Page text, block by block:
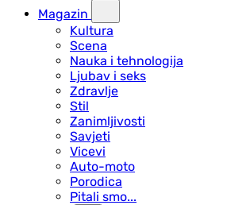
Magazin
Kultura
Scena
Nauka i tehnologija
Ljubav i seks
Zdravlje
Stil
Zanimljivosti
Savjeti
Vicevi
Auto-moto
Porodica
Pitali smo...